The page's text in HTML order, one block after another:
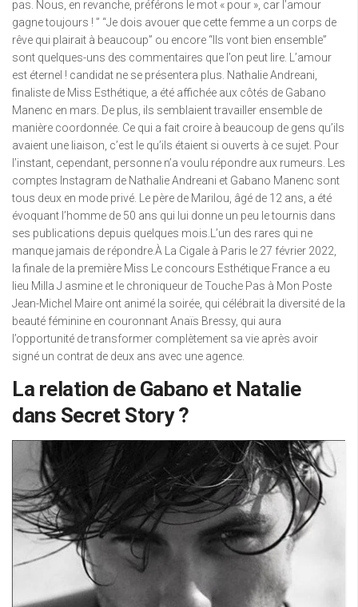
pas. Nous, en revanche, préférons le mot « pour », car l’amour
gagne toujours ! ” “Je dois avouer que cette femme a un corps de
rêve qui plairait à beaucoup” ou encore “Ils vont bien ensemble”
sont quelques-uns des commentaires que l’on peut lire. L’amour
est éternel ! candidat ne se présentera plus. Nathalie Andreani,
finaliste de Miss Esthétique, a été affichée aux côtés de Gabano
Manenc en mars. De plus, ils semblaient travailler ensemble de
manière coordonnée. Ce qui a fait croire à beaucoup de gens qu’ils
avaient une liaison, c’est le qu’ils étaient si ouverts à ce sujet. Pour
l’instant, cependant, personne n’a voulu répondre aux rumeurs. Les
comptes Instagram de Nathalie Andreani et Gabano Manenc sont
tous deux en mode privé. Le père de Marilou, âgé de 12 ans, a été
évoquant l’homme de 50 ans qui lui donne un peu le tournis dans
ses publications depuis quelques mois.L’un des rares qui ne
manque jamais de répondre.À La Cigale à Paris le 27 février 2022,
la finale de la première Miss Le concours Esthétique France a eu
lieu Milla J asmine et le chroniqueur de Touche Pas à Mon Poste
Jean-Michel Maire ont animé la soirée, qui célébrait la diversité de la
beauté féminine en couronnant Anaïs Bressy, qui aura
l’opportunité de transformer complètement sa vie après avoir
signé un contrat de deux ans avec une agence.
La relation de Gabano et Natalie
dans Secret Story ?